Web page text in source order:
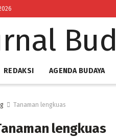
REDAKSI AGENDA BUDAYA
Tanaman lengkuas
lengkuas